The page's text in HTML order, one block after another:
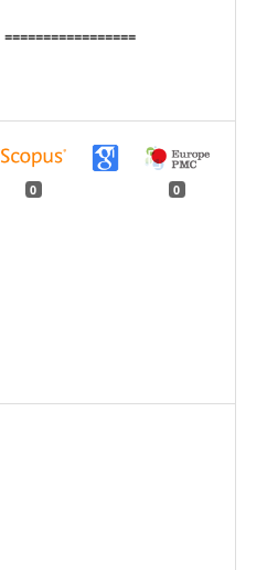
=================
0 0